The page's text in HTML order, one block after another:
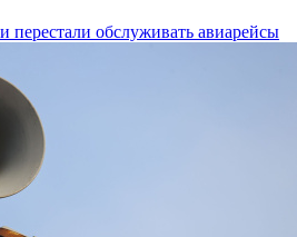
перестали обслуживать авиарейсы